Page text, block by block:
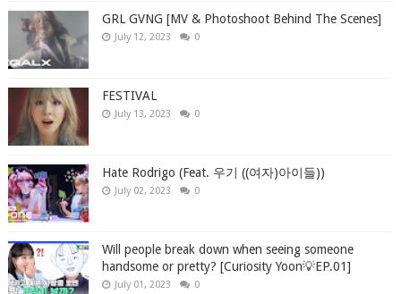
GRL GVNG [MV & Photoshoot Behind The Scenes]
July 12, 2023 0
FESTIVAL
July 13, 2023 0
Hate Rodrigo (Feat. 우기 ((여자)아이들))
July 02, 2023 0
Will people break down when seeing someone
handsome or pretty? [Curiosity Yoon💡EP.01]
July 01, 2023 0